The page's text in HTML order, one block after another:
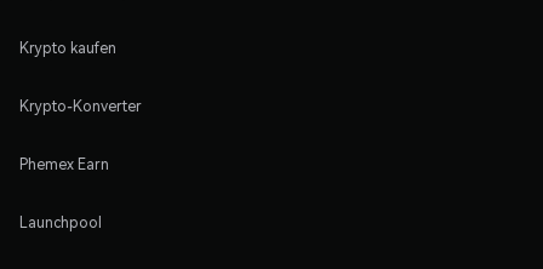
Krypto kaufen
Krypto-Konverter
Phemex Earn
Launchpool